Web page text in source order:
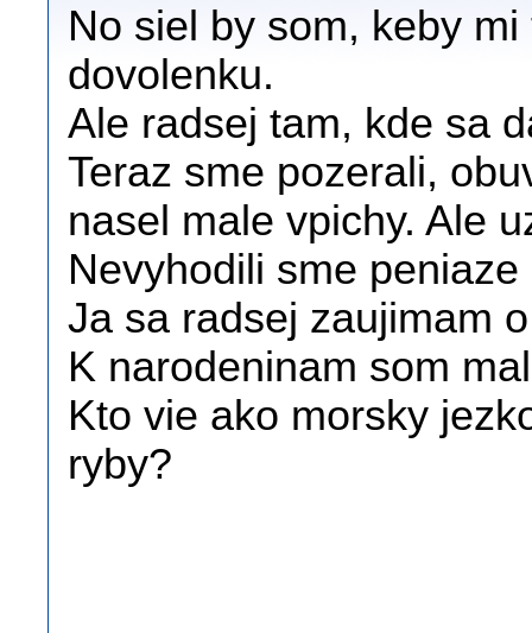
No siel by som, keby
dovolenku.
Ale radsej tam, kde sa
Teraz sme pozerali,
nasel male vpichy. Ale
Nevyhodili sme
Ja sa radsej zaujimam
K narodeninam som
Kto vie ako morsky
ryby?